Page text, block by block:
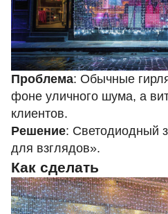
Проблема: Обычные
фоне уличного шума, а
клиентов.
Решение: Светодиодный
для взглядов».
Как сделать